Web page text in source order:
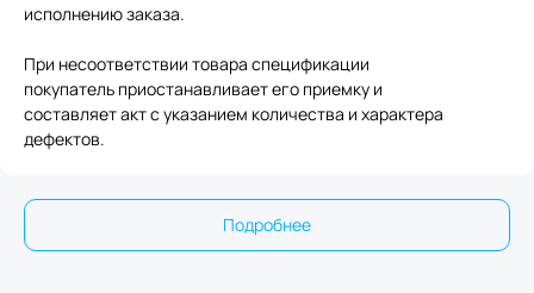
исполнению заказа.
При несоответствии товара спецификации
покупатель приостанавливает его приемку и
составляет акт с указанием количества и характера
дефектов.
Подробнее